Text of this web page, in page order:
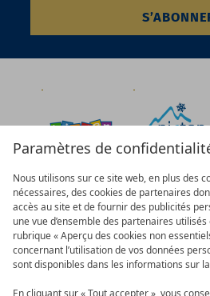
Paramètres de
Nous utilisons sur ce site web, en plus des
nécessaires, des cookies de partenaires
accès au site et de fournir des publicités
une vue d’ensemble des partenaires
rubrique « Aperçu des cookies non
concernant l’utilisation de vos données
sont disponibles dans les informations sur
En cliquant sur « Tout accepter », vous